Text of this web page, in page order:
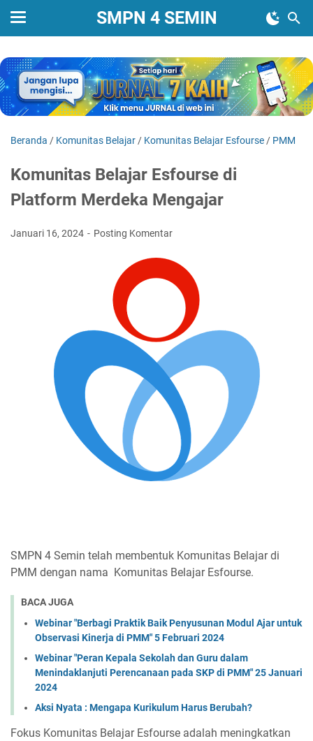
SMPN 4 SEMIN
Beranda / Komunitas Belajar / Komunitas Belajar Esfourse / PMM
Komunitas Belajar Esfourse di
Platform Merdeka Mengajar
Januari 16, 2024 Posting Komentar
SMPN 4 Semin telah membentuk Komunitas Belajar di
PMM dengan nama Komunitas Belajar Esfourse.
BACA JUGA
Webinar "Berbagi Praktik Baik Penyusunan Modul Ajar untuk
Observasi Kinerja di PMM" 5 Februari 2024
Webinar "Peran Kepala Sekolah dan Guru dalam
Menindaklanjuti Perencanaan pada SKP di PMM" 25 Januari
2024
Aksi Nyata : Mengapa Kurikulum Harus Berubah?
Fokus Komunitas Belajar Esfourse adalah meningkatkan